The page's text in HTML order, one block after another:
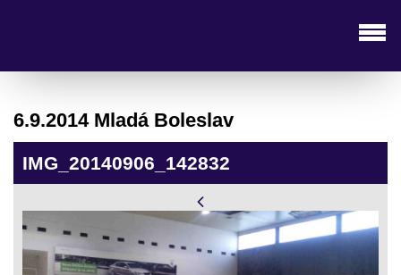
6.9.2014 Mladá Boleslav
IMG_20140906_142832